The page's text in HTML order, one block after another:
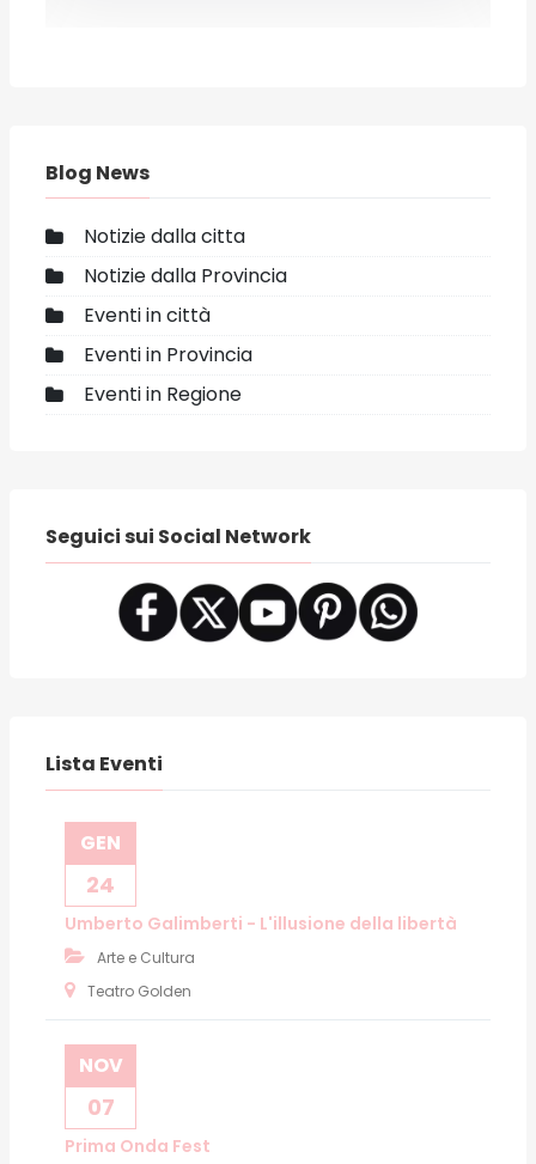
Blog News
Notizie dalla citta
Notizie dalla Provincia
Eventi in città
Eventi in Provincia
Eventi in Regione
Seguici sui Social Network
Lista Eventi
GEN
24
Umberto Galimberti - L'illusione della libertà
Arte e Cultura
Teatro Golden
NOV
07
Prima Onda Fest